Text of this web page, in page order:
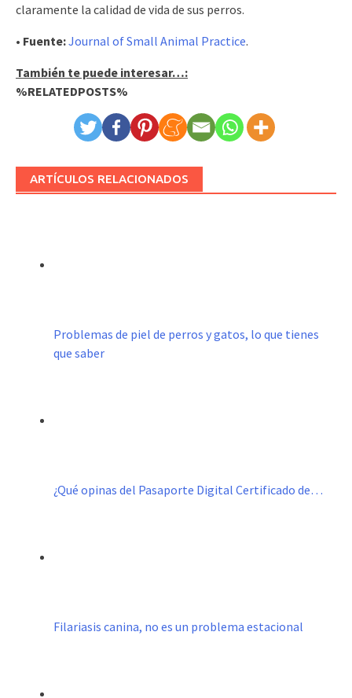
claramente la calidad de vida de sus perros.
• Fuente:Journal of Small Animal Practice.
También te puede interesar…:
%RELATEDPOSTS%
ARTÍCULOS RELACIONADOS
Problemas de piel de perros y gatos, lo que tienes
que saber
¿Qué opinas del Pasaporte Digital Certificado de…
Filariasis canina, no es un problema estacional